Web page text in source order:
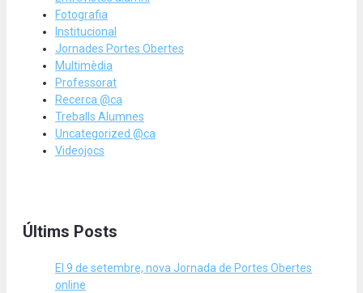
Fotografia
Institucional
Jornades Portes Obertes
Multimèdia
Professorat
Recerca @ca
Treballs Alumnes
Uncategorized @ca
Videojocs
Últims Posts
El 9 de setembre, nova Jornada de Portes Obertes
online